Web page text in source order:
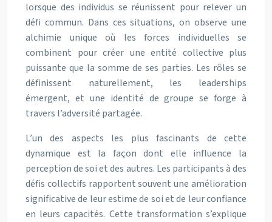
lorsque des individus se réunissent pour relever un
défi commun. Dans ces situations, on observe une
alchimie unique où les forces individuelles se
combinent pour créer une entité collective plus
puissante que la somme de ses parties. Les rôles se
définissent naturellement, les leaderships
émergent, et une identité de groupe se forge à
travers l’adversité partagée.
L’un des aspects les plus fascinants de cette
dynamique est la façon dont elle influence la
perception de soi et des autres. Les participants à des
défis collectifs rapportent souvent une amélioration
significative de leur estime de soi et de leur confiance
en leurs capacités. Cette transformation s’explique